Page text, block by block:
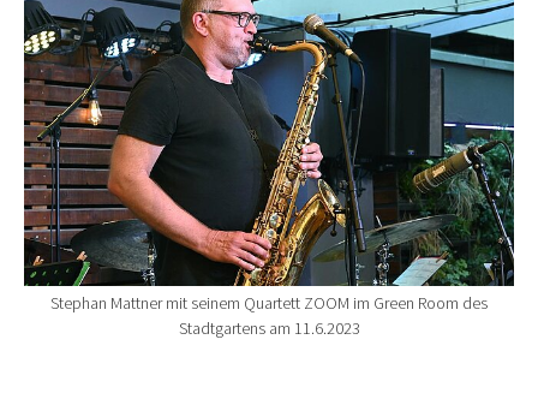
Stephan Mattner mit seinem Quartett ZOOM im Green Room des
Stadtgartens am 11.6.2023